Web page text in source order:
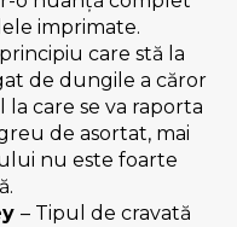
imprimate.
care stă la
de dungile a căror
care se va raporta
de asortat, mai
nu este foarte
– Tipul de cravată